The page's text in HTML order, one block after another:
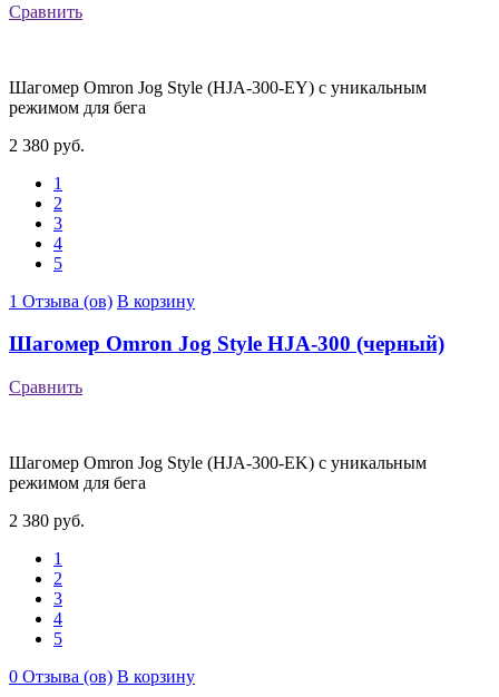
Сравнить
Шагомер Omron Jog Style (HJA-300-EY) с уникальным
режимом для бега
2 380 руб.
1
2
3
4
5
1 Отзыва (ов) В корзину
Шагомер Omron Jog Style HJA-300 (черный)
Сравнить
Шагомер Omron Jog Style (HJA-300-EK) с уникальным
режимом для бега
2 380 руб.
1
2
3
4
5
0 Отзыва (ов) В корзину